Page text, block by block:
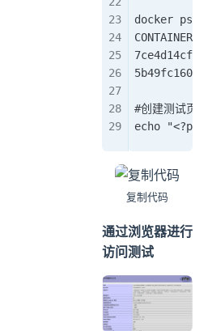
docker ps -a
#创建测试页
echo
复制代码
通过浏览器进行
访问测试